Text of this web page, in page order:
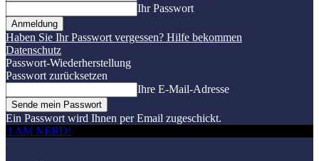
Ihr Passwort
Haben Sie Ihr Passwort vergessen? Hilfe bekommen
Datenschutz
Passwort-Wiederherstellung
Passwort zurücksetzen
Ihre E-Mail-Adresse
Ein Passwort wird Ihnen per Email zugeschickt.
I AM NERD!